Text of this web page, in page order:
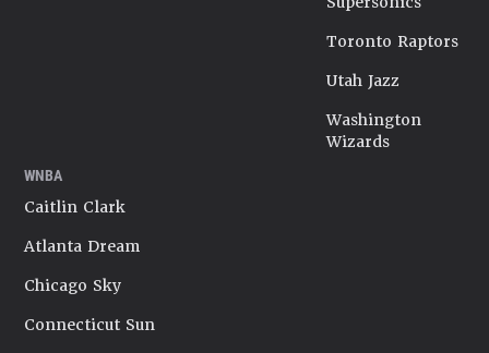
Toronto Raptors
Utah Jazz
Washington
Wizards
WNBA
Caitlin Clark
Atlanta Dream
Chicago Sky
Connecticut Sun